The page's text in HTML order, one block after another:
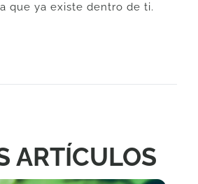
que ya existe dentro de ti.
ARTÍCULOS